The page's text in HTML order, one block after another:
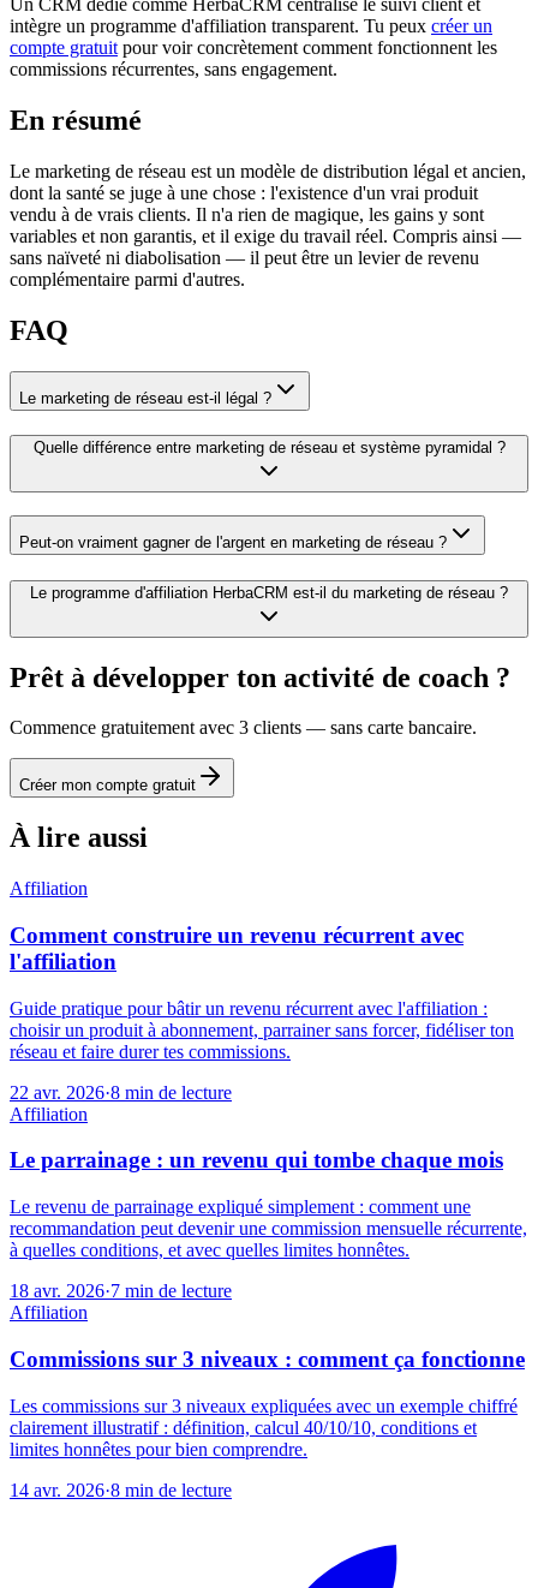
intègre un programme d'affiliation transparent. Tu peux créer un
compte gratuit pour voir concrètement comment fonctionnent les
commissions récurrentes, sans engagement.
En résumé
Le marketing de réseau est un modèle de distribution légal et ancien,
dont la santé se juge à une chose : l'existence d'un vrai produit
vendu à de vrais clients. Il n'a rien de magique, les gains y sont
variables et non garantis, et il exige du travail réel. Compris ainsi —
sans naïveté ni diabolisation — il peut être un levier de revenu
complémentaire parmi d'autres.
FAQ
Le marketing de réseau est-il légal ?
Quelle différence entre marketing de réseau et système pyramidal ?
Peut-on vraiment gagner de l'argent en marketing de réseau ?
Le programme d'affiliation HerbaCRM est-il du marketing de réseau ?
Prêt à développer ton activité de coach ?
Commence gratuitement avec 3 clients — sans carte bancaire.
Créer mon compte gratuit
À lire aussi
Affiliation
Comment construire un revenu récurrent avec
l'affiliation
Guide pratique pour bâtir un revenu récurrent avec l'affiliation :
choisir un produit à abonnement, parrainer sans forcer, fidéliser ton
réseau et faire durer tes commissions.
22 avr. 2026·8 min de lecture
Affiliation
Le parrainage : un revenu qui tombe chaque mois
Le revenu de parrainage expliqué simplement : comment une
recommandation peut devenir une commission mensuelle récurrente,
à quelles conditions, et avec quelles limites honnêtes.
18 avr. 2026·7 min de lecture
Affiliation
Commissions sur 3 niveaux : comment ça fonctionne
Les commissions sur 3 niveaux expliquées avec un exemple chiffré
clairement illustratif : définition, calcul 40/10/10, conditions et
limites honnêtes pour bien comprendre.
14 avr. 2026·8 min de lecture